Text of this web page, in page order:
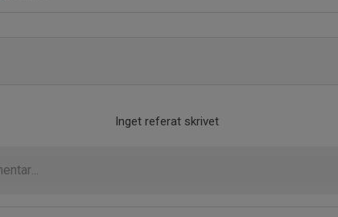
Inget referat skrivet